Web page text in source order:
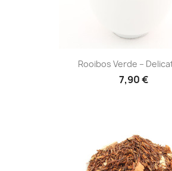
Rooibos Verde –
7,90 €